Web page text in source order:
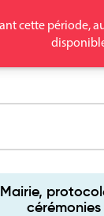
cette période,
Mairie,
cérémonies